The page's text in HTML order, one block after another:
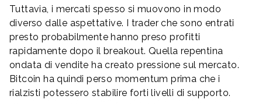
Tuttavia, i mercati spesso si muovono in modo
diverso dalle aspettative. I trader che sono entrati
presto probabilmente hanno preso profitti
rapidamente dopo il breakout. Quella repentina
ondata di vendite ha creato pressione sul mercato.
Bitcoin ha quindi perso momentum prima che i
rialzisti potessero stabilire forti livelli di supporto.